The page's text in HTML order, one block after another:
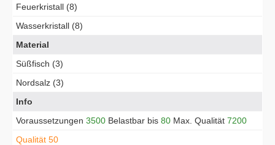
Feuerkristall (8)
Wasserkristall (8)
Material
Süßfisch (3)
Nordsalz (3)
Info
Voraussetzungen 3500 Belastbar bis 80 Max. Qualität 7200
Qualität 50